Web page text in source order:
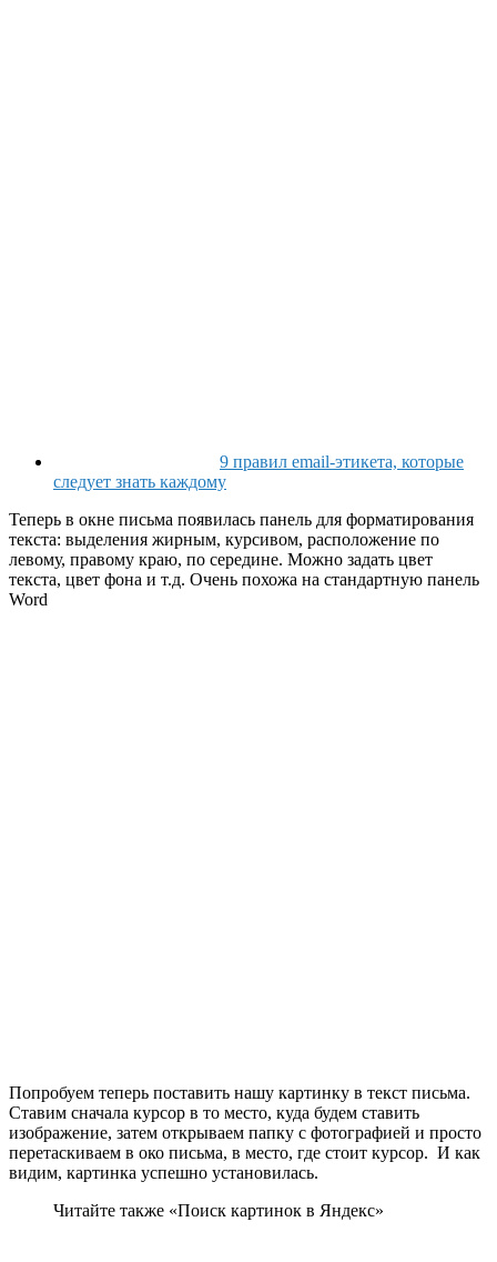
9 правил email-этикета, которые
следует знать каждому
Теперь в окне письма появилась панель для форматирования
текста: выделения жирным, курсивом, расположение по
левому, правому краю, по середине. Можно задать цвет
текста, цвет фона и т.д. Очень похожа на стандартную панель
Word
Попробуем теперь поставить нашу картинку в текст письма.
Ставим сначала курсор в то место, куда будем ставить
изображение, затем открываем папку с фотографией и просто
перетаскиваем в око письма, в место, где стоит курсор. И как
видим, картинка успешно установилась.
Читайте также «Поиск картинок в Яндекс»